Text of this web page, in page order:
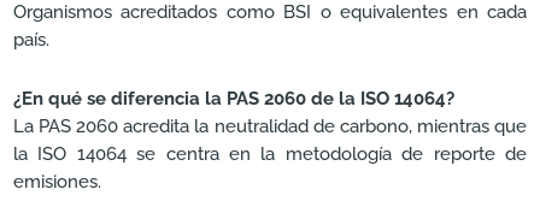
Organismos acreditados como BSI o equivalentes en cada
país.
¿En qué se diferencia la PAS 2060 de la ISO 14064?
La PAS 2060 acredita la neutralidad de carbono, mientras que
la ISO 14064 se centra en la metodología de reporte de
emisiones.